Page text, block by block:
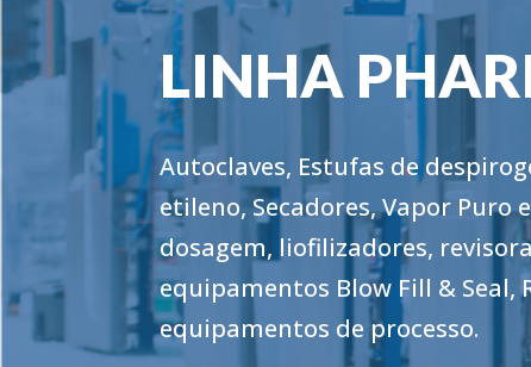
LINHA
Autoclaves, Estufas de
etileno, Secadores, Vapor Puro
dosagem, liofilizadores,
equipamentos Blow Fill & Seal,
equipamentos de processo.